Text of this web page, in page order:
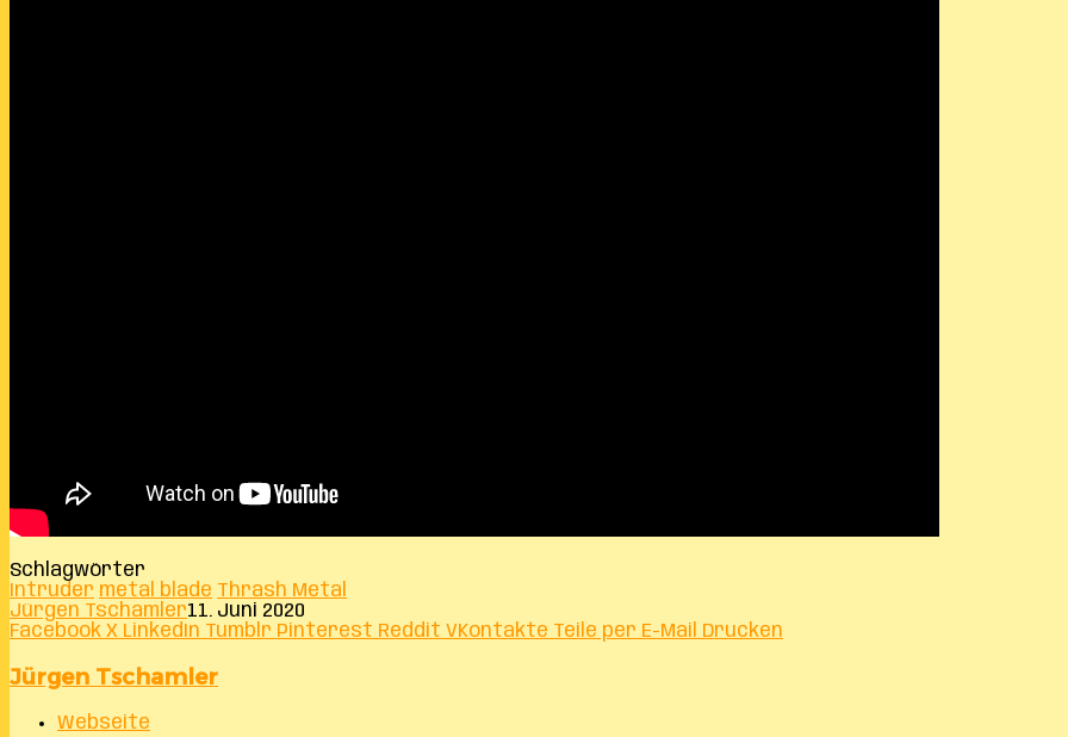
Schlagwörter
Intruder metal blade Thrash Metal
Jürgen Tschamler11. Juni 2020
Facebook X LinkedIn Tumblr Pinterest Reddit VKontakte Teile per E-Mail Drucken
Jürgen Tschamler
Webseite